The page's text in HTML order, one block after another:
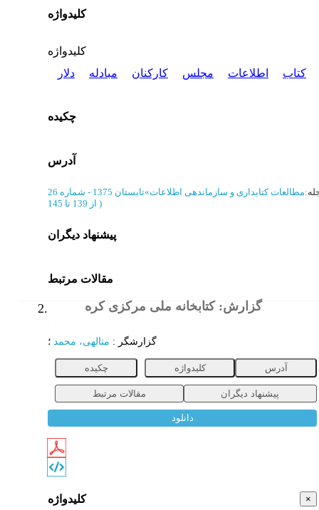
کلیدواژه
کلیدواژه
کتاب
اطلاعات مجلس کارکنان مبادله دلار
چکیده
آدرس
:مطالعات کتابداری و سازماندهی اطلاعات»تابستان 1375 - شماره 26
)
پیشنهاد دیگران
مقالات مرتبط
2. گزارش: کتابخانه ملی مرکزی کره
گزارشگر : متالهی، محمد ؛
چکیده کلیدواژه آدرس
مقالات مرتبط پیشنهاد دیگران
دانلود
× کلیدواژه